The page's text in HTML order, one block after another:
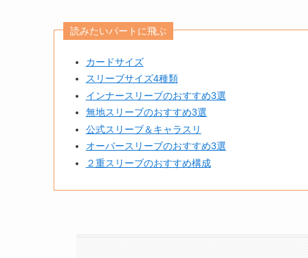
読みたいパートに飛ぶ
カードサイズ
スリーブサイズ4種類
インナースリーブのおすすめ3選
無地スリーブのおすすめ3選
公式スリーブ＆キャラスリ
オーバースリーブのおすすめ3選
２重スリーブのおすすめ構成